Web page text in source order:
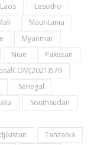
Laos
Lesotho
Mauritania
Myanmar
Niue
Pakistan
Senegal
SouthSudan
Tanzania